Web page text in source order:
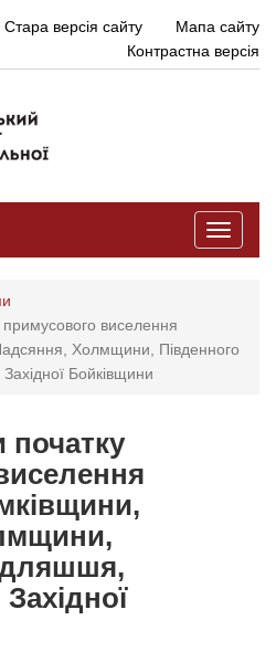
Стара версія сайту
Мапа сайту
Контрастна версія
Toggle
примусового виселення
Холмщини, Південного
Бойківщини
початку